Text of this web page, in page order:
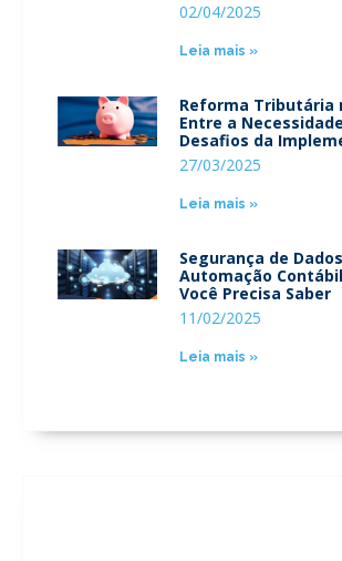
02/04/2025
Leia mais »
Reforma Tributária
Entre a
Desafios da
27/03/2025
Leia mais »
Segurança de
Automação
Você Precisa Saber
11/02/2025
Leia mais »